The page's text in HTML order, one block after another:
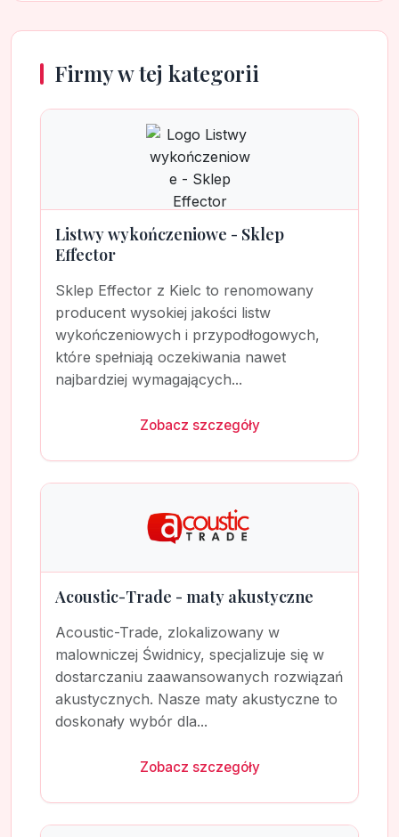
Firmy w tej kategorii
Listwy wykończeniowe - Sklep
Effector
Sklep Effector z Kielc to renomowany
producent wysokiej jakości listw
wykończeniowych i przypodłogowych,
które spełniają oczekiwania nawet
najbardziej wymagających...
Zobacz szczegóły
Acoustic-Trade - maty akustyczne
Acoustic-Trade, zlokalizowany w
malowniczej Świdnicy, specjalizuje się w
dostarczaniu zaawansowanych rozwiązań
akustycznych. Nasze maty akustyczne to
doskonały wybór dla...
Zobacz szczegóły